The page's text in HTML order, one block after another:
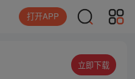
打开APP
立即下载